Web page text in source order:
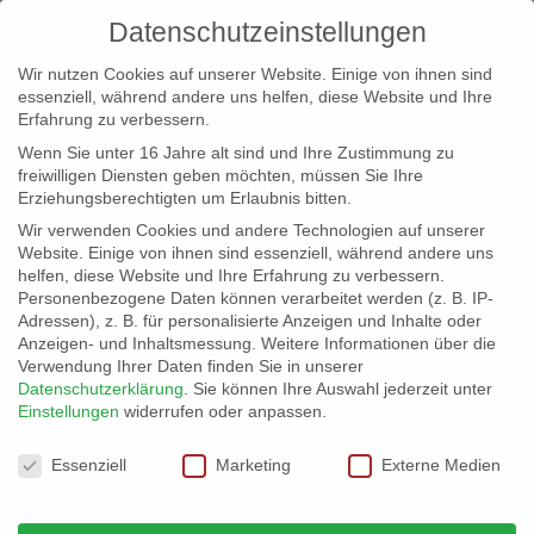
info@erfolgreich-events.de
+4940 46 777 230
07072_gr_001
Datenschutzeinstellungen
Wir nutzen Cookies auf unserer Website. Einige von ihnen sind
essenziell, während andere uns helfen, diese Website und Ihre
Erfahrung zu verbessern.
Wenn Sie unter 16 Jahre alt sind und Ihre Zustimmung zu
freiwilligen Diensten geben möchten, müssen Sie Ihre
Erziehungsberechtigten um Erlaubnis bitten.
Wir verwenden Cookies und andere Technologien auf unserer
Website. Einige von ihnen sind essenziell, während andere uns
helfen, diese Website und Ihre Erfahrung zu verbessern.
Personenbezogene Daten können verarbeitet werden (z. B. IP-
Adressen), z. B. für personalisierte Anzeigen und Inhalte oder
Anzeigen- und Inhaltsmessung. Weitere Informationen über die
Verwendung Ihrer Daten finden Sie in unserer
Datenschutzerklärung
Sie können Ihre Auswahl jederzeit unter
Einstellungen widerrufen oder anpassen.
Datenschutzeinstellungen
Essenziell Marketing Externe Medien